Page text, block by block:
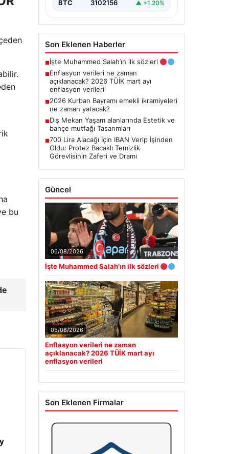
bu
BTC 3102156 ▲ +1.20%
Son Eklenen Haberler
■İşte Muhammed Salah’ın ilk sözleri
■Enflasyon verileri ne zaman
açıklanacak? 2026 TÜİK mart ayı
enflasyon verileri
■2026 Kurban Bayramı emekli ikramiyeleri
ne zaman yatacak?
■Dış Mekan Yaşam alanlarında Estetik ve
bahçe mutfağı Tasarımları
■700 Lira Alacağı İçin IBAN Verip İşinden
Oldu: Protez Bacaklı Temizlik
Görevlisinin Zaferi ve Dramı
Güncel
06/08/2026
İşte Muhammed Salah’ın ilk sözleri
05/08/2026
Enflasyon verileri ne zaman
açıklanacak? 2026 TÜİK mart ayı
enflasyon verileri
Son Eklenen Firmalar